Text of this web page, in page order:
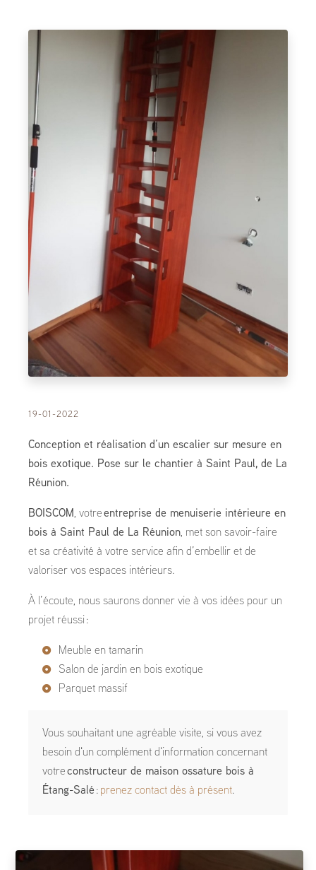
19-01-2022
Conception et réalisation d’un escalier sur mesure en
bois exotique. Pose sur le chantier à Saint Paul, de La
Réunion.
BOISCOM , votre entreprise de menuiserie intérieure en
bois à Saint Paul de La Réunion, met son savoir-faire
et sa créativité à votre service afin d’embellir et de
valoriser vos espaces intérieurs.
À l’écoute, nous saurons donner vie à vos idées pour un
projet réussi :
Meuble en tamarin
Salon de jardin en bois exotique
Parquet massif
Vous souhaitant une agréable visite, si vous avez
besoin d'un complément d'information concernant
votre constructeur de maison ossature bois à
Étang-Salé : prenez contact dès à présent.